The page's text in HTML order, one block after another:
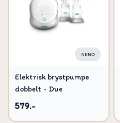
NENO
Elektrisk brystpumpe
dobbelt - Due
579.-